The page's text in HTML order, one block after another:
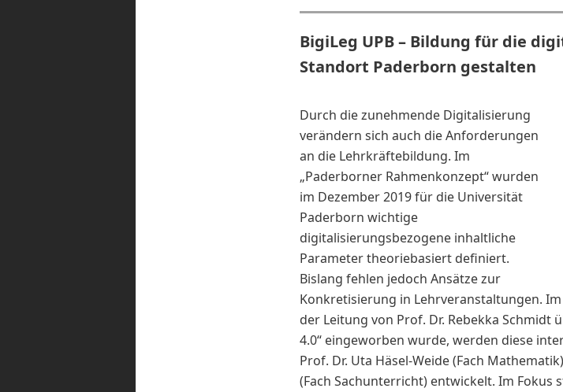
BigiLeg UPB – Bildung für die
Standort Paderborn gestalten
Durch die zunehmende Digitalisierung
verändern sich auch die Anforderungen
an die Lehrkräftebildung. Im
„Paderborner Rahmenkonzept“ wurden
im Dezember 2019 für die Universität
Paderborn wichtige
digitalisierungsbezogene inhaltliche
Parameter theoriebasiert definiert.
Bislang fehlen jedoch Ansätze zur
Konkretisierung in Lehrveranstaltungen.
der Leitung von Prof. Dr. Rebekka Schmidt
4.0“ eingeworben wurde, werden diese
Prof. Dr. Uta Häsel-Weide (Fach
(Fach Sachunterricht) entwickelt. Im Fokus